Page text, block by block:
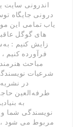
اندرونی سایت
درونی جایگاه
یاب تمامی این
های گوگل
زایش کنیم :
فرآورده کنیم
مباحث
در
طرفه‌العین
به
نویسندگی شما
مربوط می شود ،